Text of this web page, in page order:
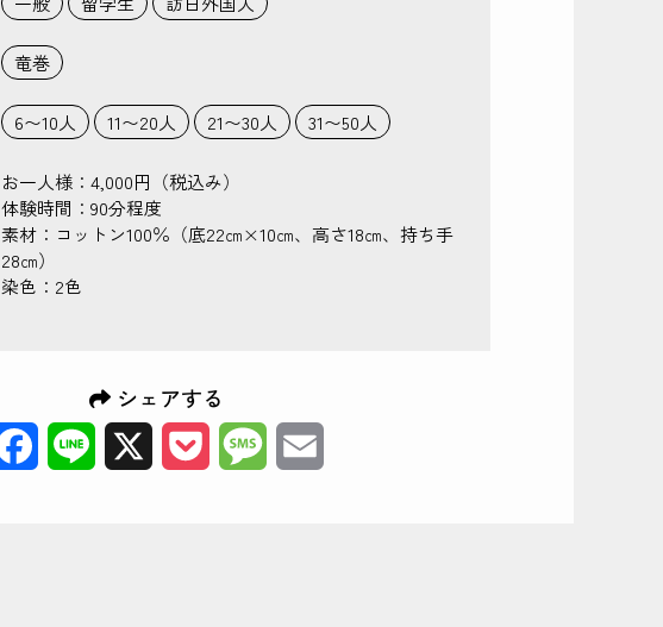
竜巻
6〜10人 11〜20人 21〜30人 31〜50人
お一人様：4,000円（税込み）
体験時間：90分程度
素材：コットン100％（底22㎝×10㎝、高さ18㎝、持ち手
28㎝）
染色：2色
シェアする
Facebook
Line Pocket Message